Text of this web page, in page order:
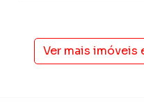
Ver mais imóveis